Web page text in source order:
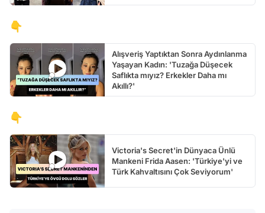
👇
Alışveriş Yaptıktan Sonra Aydınlanma
Yaşayan Kadın: 'Tuzağa Düşecek
Saflıkta mıyız? Erkekler Daha mı
Akıllı?'
👇
Victoria's Secret'in Dünyaca Ünlü
Mankeni Frida Aasen: 'Türkiye'yi ve
Türk Kahvaltısını Çok Seviyorum'